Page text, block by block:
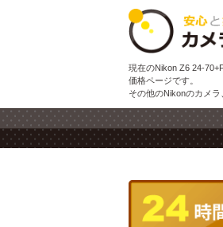
現在のNikon Z6 24-
価格ページです。
その他のNikonのカメラ